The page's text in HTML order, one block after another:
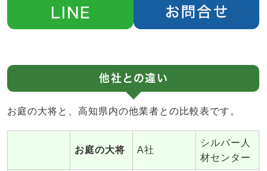
他社との違い
お庭の大将と、高知県内の他業者との比較表です。
お庭の大将 A社
シルバー人
材センター